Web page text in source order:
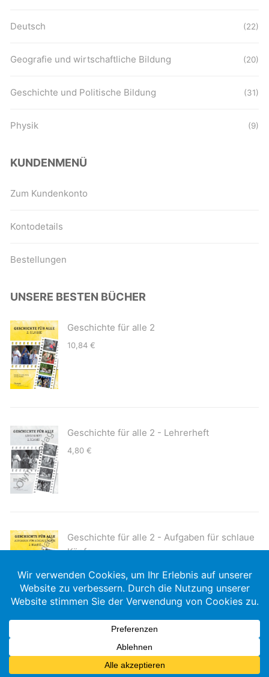
Deutsch (22)
Geografie und wirtschaftliche Bildung (20)
Geschichte und Politische Bildung (31)
Physik (9)
KUNDENMENÜ
Zum Kundenkonto
Kontodetails
Bestellungen
UNSERE BESTEN BÜCHER
Geschichte für alle 2
10,84€
Geschichte für alle 2 - Lehrerheft
4,80€
Geschichte für alle 2 - Aufgaben für schlaue
Köpfe
8,50 €
Copyright © 2026, Olympe